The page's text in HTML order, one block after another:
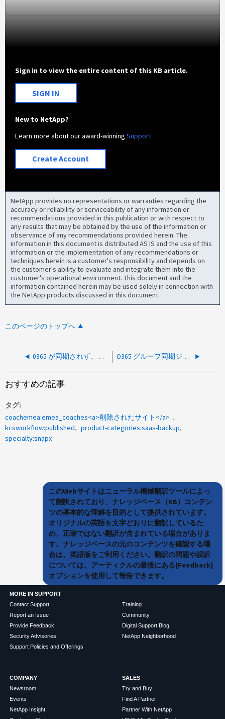
Sign in to view the entire content of this KB article.
SIGN IN
New to NetApp?
Learn more about our award-winningSupport
Create Account
NetApp provides no representations or warranties regarding the
accuracy or reliability or serviceability of any information or
recommendations provided in this publication or with respect to
any results that may be obtained by the use of the information or
observance of any recommendations provided herein. The
information in this document is distributed AS IS and the use of this
information or the implementation of any recommendations or
techniques herein is a customer's responsibility and depends on
the customer's ability to evaluate and integrate them into the
customer's operational environment. This document and the
information contained herein may be used solely in connection with
the NetApp products discussed in this document.
このページのトップへ
0365 が同期されず、エラーは表示されません O365 グループ同期ジョブの実行中にアクセスが拒否されましたというエラーが発生し
おすすめの記事
タグ
coachemea:emea_coaches<a>削除されたサイト</a><a>操作を完了できませんでした</a>
kcsworkflow:published
product-categories:saas-backup
specialty:snapx
このWebサイトはニューラル機械翻訳ツールによっ
て翻訳されており、ナレッジベース（KB）コンテン
ツの基本的な理解を目的として提供されています。
オリジナルの英語を文字どおりに翻訳しているた
め、正確ではない翻訳が含まれている場合がありま
す。ナレッジベースの元のコンテンツを確認する場
合は、英語版をご利用ください。翻訳の問題や誤訳
については、アーティクルの最後にある[Feedback]
オプションを使用して報告できます。
MORE IN SUPPORT
Contact Support
Report an Issue
Provide Feedback
Security Advisories
Support Policies and Offerings
Training
Community
Digital Support Blog
NetApp Neighborhood
COMPANY
Newsroom
Events
NetApp Insight
SALES
Try and Buy
Find A Partner
Partner With NetApp